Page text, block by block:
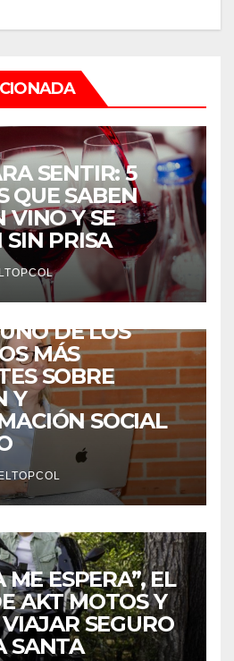
SENTIR: 5
QUE SABEN
VINO Y SE
SIN PRISA
LA SEDE DE
DE VERANO
DE LOS
MÁS
SOBRE
Y
SOCIAL
ELTOPCOL
ESPERA”, EL
AKT MOTOS Y
SEGURO
SANTA